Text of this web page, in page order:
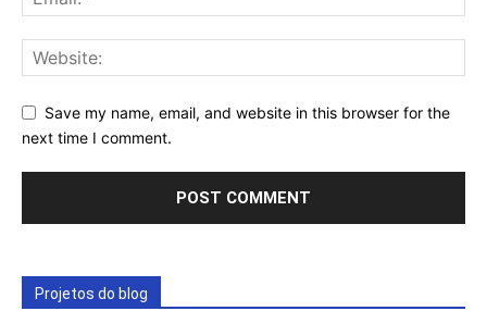
Save my name, email, and website in this browser for the
next time I comment.
Projetos do blog